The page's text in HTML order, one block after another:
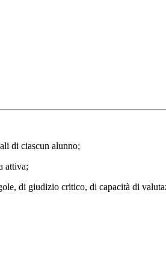
di ciascun alunno;
attiva;
di giudizio critico, di capacità di